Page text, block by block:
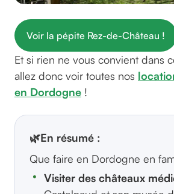
Voir la pépite Rez-de-Château !
Et si rien ne vous convient dans
allez donc voir toutes nos
en Dordogne !
🌿En résumé :
Que faire en Dordogne en
Visiter des châteaux